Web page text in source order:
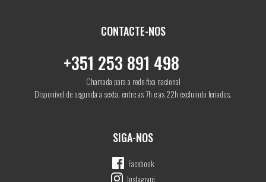
CONTACTE-NOS
+351 253 891 498
Chamada para a rede fixa nacional
Disponivel de segunda a sexta, entre as 7h e as 22h excluindo feriados.
SIGA-NOS
Facebook
Instagram